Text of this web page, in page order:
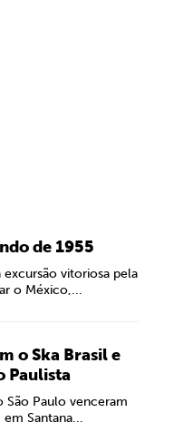
de 1955
vitoriosa pela
o México,...
o Ska Brasil e
Paulista
São Paulo venceram
Santana...